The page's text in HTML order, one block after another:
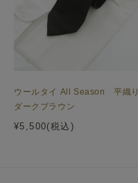
ウールタイ All Season 平織り
ダークブラウン
¥5,500(税込)